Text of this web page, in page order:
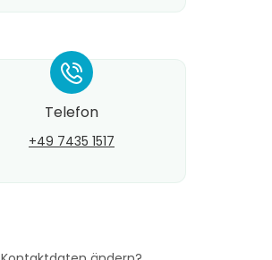
*
Telefon
+49 7435 1517